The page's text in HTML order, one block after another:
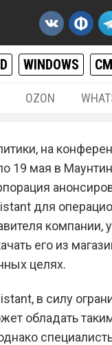
WINDOWS
OZON
на
19 мая в
для
компании,
его из
целях.
в силу
обладать